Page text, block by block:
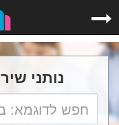
נותני